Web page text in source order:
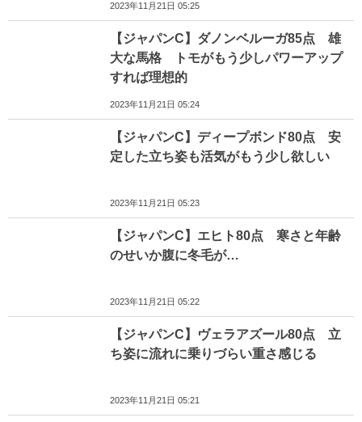
2023年11月21日 05:25
【ジャパンC】ダノンベルーガ85点 雄
大な馬格 トモがもう少しパワーアップ
すれば理想的
2023年11月21日 05:24
【ジャパンC】ディープボンド80点 安
定した立ち姿も活気がもう少し欲しい
2023年11月21日 05:23
【ジャパンC】エヒト80点 寒さと年齢
のせいか腹に冬毛が…
2023年11月21日 05:22
【ジャパンC】ヴェラアズール80点 立
ち姿に流れに乗りづらい重さ感じる
2023年11月21日 05:21